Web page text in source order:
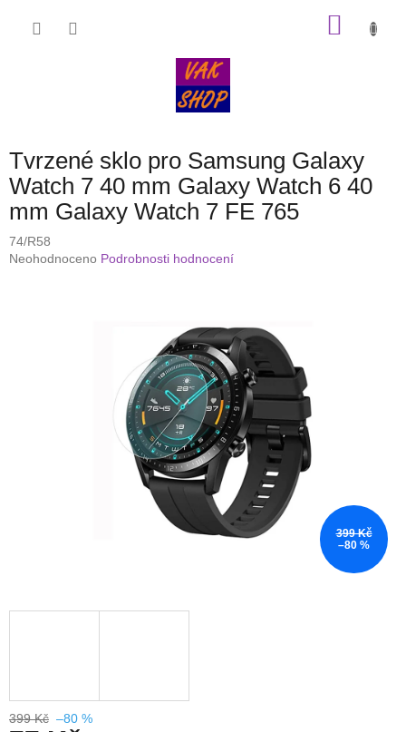
Tvrzené sklo pro Samsung Galaxy
Watch 7 40 mm Galaxy Watch 6 40
mm Galaxy Watch 7 FE 765
74/R58
Průměrné
Neohodnoceno Podrobnosti hodnocení
399 Kč
–80 %
399 Kč –80 %